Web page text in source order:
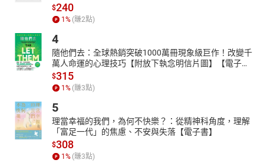
當你洞悉謊言時，隨之的黑暗勢力也將消失！
在揭露騙局的過程中，真實和庫洛發現，這些島民並非出於本意欺
騙，而是受到強大的黑暗勢力控制所迫……究竟，真實和庫洛是否能
擊敗黑暗勢力，重建人與人之間的信任？一直以來被視為異類、個
性多疑的庫洛，能否與始終善良正直、相信他人的真實，成為彼此
最信賴的夥伴？
趣味巧妙的謊言情節，結合機智的問答對決。
全書共設計40則謊言謎題，涉及自然、數學、魔術、錯覺等各方面
常識。打開這本解謎之書，讀者彷彿成為主角踏上詭異的真假之
島，在重重危機中，必須時刻保持頭腦清晰。到處都是騙子的「真
假之島」就像實境機智問答節目或密室逃脫遊戲，一旦答案錯誤就
無法前進，甚至須遭受懲罰，但只要善用推理分析能力，即可瞬間
$240
1 % (賺2點)
4
隨他們去：全球熱銷突破1000萬冊現象級巨作！改變千
萬人命運的心理技巧【附放下執念明信片圖】【電子
書】
$315
1 % (賺3點)
5
理當幸福的我們，為何不快樂？：從精神科角度，理解
「富足一代」的焦慮、不安與失落【電子書】
$308
1 % (賺3點)